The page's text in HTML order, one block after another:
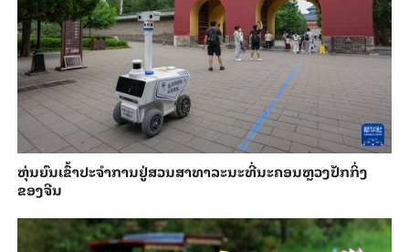
​ຫຸ່ນ​ຍົນ​ເຂົ້າ​ປະ​ຈຳ​ການ​ຢູ່​ສວນ​ສາ​ທາ​ລະ​ນະ​ທີ່​ນະ​ຄອນຫຼວງ​ປັກ​ກິ່ງ​
ຂອງ​ຈີນ